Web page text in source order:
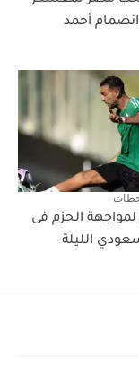
أحمد
لمواجهة الحزم فى
الليلة